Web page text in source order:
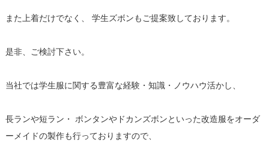
また上着だけでなく、 学生ズボンもご提案致しております。
是非、ご検討下さい。
当社では学生服に関する豊富な経験・知識・ノウハウ活かし、
長ランや短ラン・ ボンタンやドカンズボンといった改造服をオーダ
ーメイドの製作も行っておりますので、